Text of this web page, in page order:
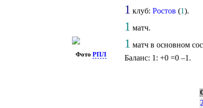
ФотоРПЛ
1 клуб:Ростов (1).
1 матч.
1 матч в основном
Баланс: 1: +0 =0 –1.